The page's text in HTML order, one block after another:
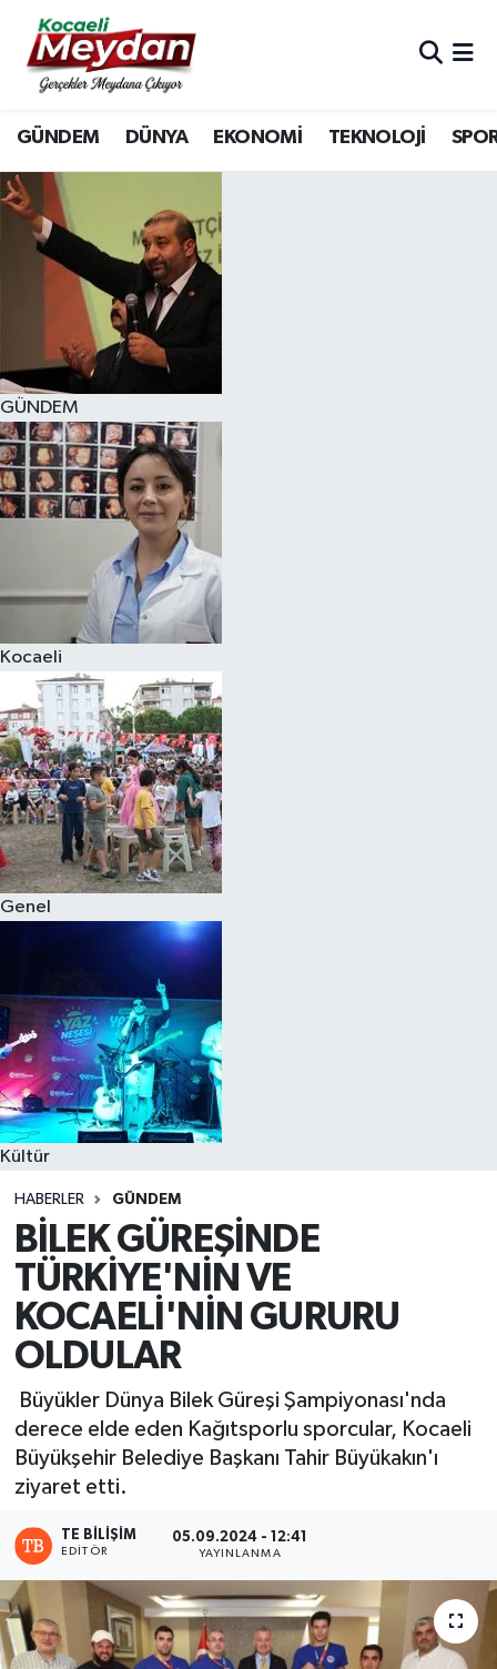
GÜNDEM DÜNYA EKONOMİ TEKNOLOJİ
GÜNDEM
Kocaeli
Genel
Kültür
HABERLER GÜNDEM
BİLEK GÜREŞİNDE
TÜRKİYE'NİN VE
KOCAELİ'NİN GURURU
OLDULAR
Büyükler Dünya Bilek Güreşi Şampiyonası'nda
derece elde eden Kağıtsporlu sporcular, Kocaeli
Büyükşehir Belediye Başkanı Tahir Büyükakın'ı
ziyaret etti.
TE BILIŞIM
EDITÖR
05.09.2024 - 12:41
YAYINLANMA
Nöbetçi Eczaneler
Hava Durumu
Trafik Durumu
Süper Lig Puan Durumu ve Fikstür
Tüm Manşetler
Son Dakika Haberleri
Haber Arşivi